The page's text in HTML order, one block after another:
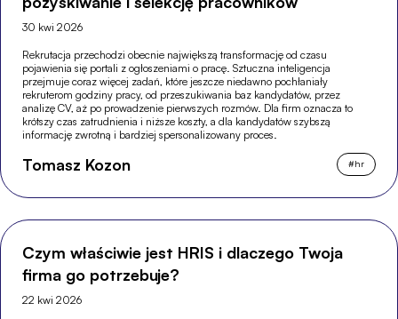
30 kwi 2026
Rekrutacja przechodzi obecnie największą transformację od czasu
pojawienia się portali z ogłoszeniami o pracę. Sztuczna inteligencja
przejmuje coraz więcej zadań, które jeszcze niedawno pochłaniały
rekruterom godziny pracy, od przeszukiwania baz kandydatów, przez
analizę CV, aż po prowadzenie pierwszych rozmów. Dla firm oznacza to
krótszy czas zatrudnienia i niższe koszty, a dla kandydatów szybszą
informację zwrotną i bardziej spersonalizowany proces.
Tomasz Kozon #hr
Czym właściwie jest HRIS i dlaczego Twoja
firma go potrzebuje?
22 kwi 2026